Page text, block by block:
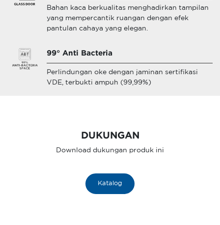
Bahan kaca berkualitas menghadirkan tampilan
yang mempercantik ruangan dengan efek
pantulan cahaya yang elegan.
99° Anti Bacteria
Perlindungan oke dengan jaminan sertifikasi
VDE, terbukti ampuh (99,99%)
DUKUNGAN
Download dukungan produk ini
Katalog